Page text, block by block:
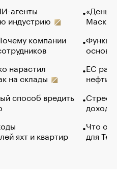
агенты
индустрию
компании
нарастил
на склады
способ вредить
яхт и квартир
Маск в
основ
ЕС
нефти
Что
для